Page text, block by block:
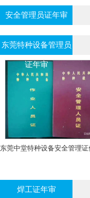
安全管理员证年审
东莞特种设备管理员
证年审
东莞中堂特种设备安全管理
焊工证年审